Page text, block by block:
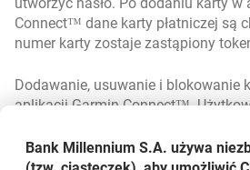
Connect™ dane karty płatniczej są
numer karty zostaje zastąpiony
Dodawanie, usuwanie i blokowanie
aplikacji Garmin Connect™.
wymagają dostępu do internetu i
one jedynie podczas rejestracji karty.
Bank Millennium S.A. używa